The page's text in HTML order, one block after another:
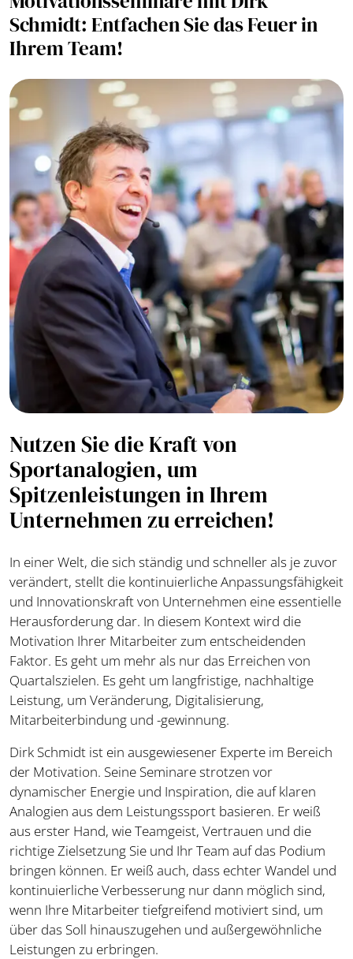
Schmidt: Entfachen Sie das Feuer in
Ihrem Team!
Nutzen Sie die Kraft von
Sportanalogien, um
Spitzenleistungen in Ihrem
Unternehmen zu erreichen!
In einer Welt, die sich ständig und schneller als je zuvor
verändert, stellt die kontinuierliche Anpassungsfähigkeit
und Innovationskraft von Unternehmen eine essentielle
Herausforderung dar. In diesem Kontext wird die
Motivation Ihrer Mitarbeiter zum entscheidenden
Faktor. Es geht um mehr als nur das Erreichen von
Quartalszielen. Es geht um langfristige, nachhaltige
Leistung, um Veränderung, Digitalisierung,
Mitarbeiterbindung und -gewinnung.
Dirk Schmidt ist ein ausgewiesener Experte im Bereich
der Motivation. Seine Seminare strotzen vor
dynamischer Energie und Inspiration, die auf klaren
Analogien aus dem Leistungssport basieren. Er weiß
aus erster Hand, wie Teamgeist, Vertrauen und die
richtige Zielsetzung Sie und Ihr Team auf das Podium
bringen können. Er weiß auch, dass echter Wandel und
kontinuierliche Verbesserung nur dann möglich sind,
wenn Ihre Mitarbeiter tiefgreifend motiviert sind, um
über das Soll hinauszugehen und außergewöhnliche
Leistungen zu erbringen.